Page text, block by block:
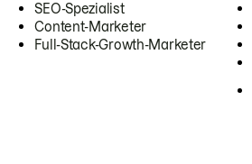
SEO-Spezialist
Content-Marketer
Full-Stack-Growth-Marketer